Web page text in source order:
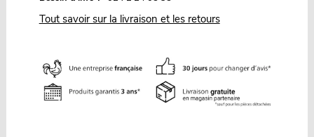
Tout savoir sur la livraison et les retours